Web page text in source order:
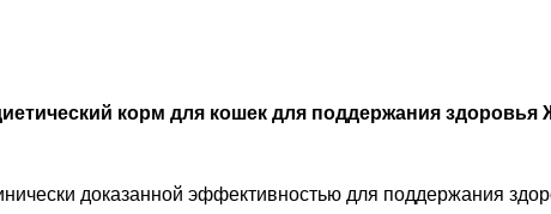
корм для кошек для поддержания здоровья
доказанной эффективностью для поддержания